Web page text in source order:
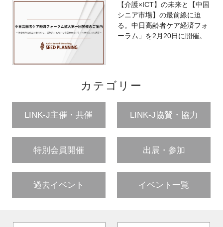
【介護×ICT】の未来と【中国
シニア市場】の最前線に迫
る。中日高齢者ケア経済フォ
ーラム」を2月20日に開催。
カテゴリー
LINK-J主催・共催 LINK-J協賛・協力
特別会員開催 出展・参加
過去イベント イベント一覧